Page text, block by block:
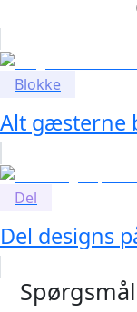
Blokke
Alt gæsterne
Del
Del designs